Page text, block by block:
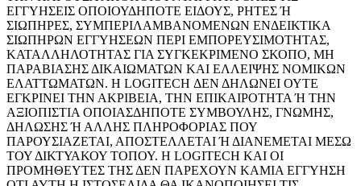
ΕΓΓΥΗΣΕΙΣ ΟΠΟΙΟΥΔΗΠΟΤΕ ΕΙΔΟΥΣ, ΡΗΤΕΣ Ή
ΣΙΩΠΗΡΕΣ, ΣΥΜΠΕΡΙΛΑΜΒΑΝΟΜΕΝΩΝ ΕΝΔΕΙΚΤΙΚΑ
ΣΙΩΠΗΡΩΝ ΕΓΓΥΗΣΕΩΝ ΠΕΡΙ ΕΜΠΟΡΕΥΣΙΜΟΤΗΤΑΣ,
ΚΑΤΑΛΛΗΛΟΤΗΤΑΣ ΓΙΑ ΣΥΓΚΕΚΡΙΜΕΝΟ ΣΚΟΠΟ, ΜΗ
ΠΑΡΑΒΙΑΣΗΣ ΔΙΚΑΙΩΜΑΤΩΝ ΚΑΙ ΕΛΛΕΙΨΗΣ ΝΟΜΙΚΩΝ
ΕΛΑΤΤΩΜΑΤΩΝ. Η LOGITECH ΔΕΝ ΔΗΛΩΝΕΙ ΟΥΤΕ
ΕΓΚΡΙΝΕΙ ΤΗΝ ΑΚΡΙΒΕΙΑ, ΤΗΝ ΕΠΙΚΑΙΡΟΤΗΤΑ Ή ΤΗΝ
ΑΞΙΟΠΙΣΤΙΑ ΟΠΟΙΑΣΔΗΠΟΤΕ ΣΥΜΒΟΥΛΗΣ, ΓΝΩΜΗΣ,
ΔΗΛΩΣΗΣ Ή ΑΛΛΗΣ ΠΛΗΡΟΦΟΡΙΑΣ ΠΟΥ
ΠΑΡΟΥΣΙΑΖΕΤΑΙ, ΑΠΟΣΤΕΛΛΕΤΑΙ Ή ΔΙΑΝΕΜΕΤΑΙ ΜΕΣΩ
ΤΟΥ ΔΙΚΤΥΑΚΟΥ ΤΟΠΟΥ. Η LOGITECH ΚΑΙ ΟΙ
ΠΡΟΜΗΘΕΥΤΕΣ ΤΗΣ ΔΕΝ ΠΑΡΕΧΟΥΝ ΚΑΜΙΑ ΕΓΓΥΗΣΗ